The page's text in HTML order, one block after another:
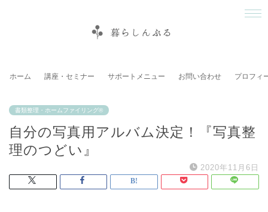
ホーム 講座・セミナー サポートメニュー お問い合わせ プロフィ
書類整理・ホームファイリング®
自分の写真用アルバム決定！『写真整
理のつどい』
2020年11月6日